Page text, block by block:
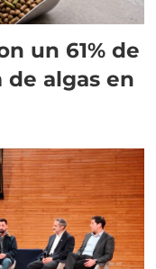
un 61% de
algas en